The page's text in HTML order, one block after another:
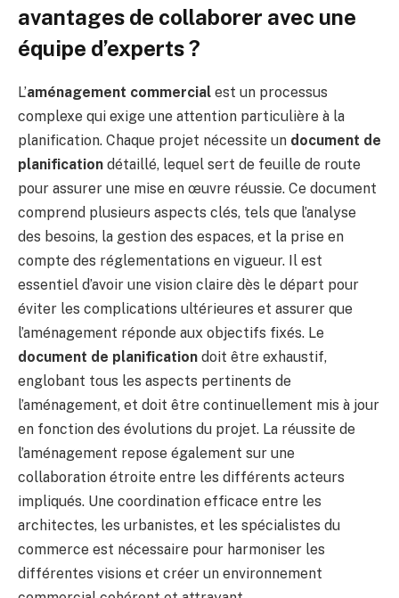
avantages de collaborer avec une
équipe d’experts ?
L’aménagement commercial est un processus
complexe qui exige une attention particulière à la
planification. Chaque projet nécessite un document de
planification détaillé, lequel sert de feuille de route
pour assurer une mise en œuvre réussie. Ce document
comprend plusieurs aspects clés, tels que l’analyse
des besoins, la gestion des espaces, et la prise en
compte des réglementations en vigueur. Il est
essentiel d’avoir une vision claire dès le départ pour
éviter les complications ultérieures et assurer que
l’aménagement réponde aux objectifs fixés. Le
document de planification doit être exhaustif,
englobant tous les aspects pertinents de
l’aménagement, et doit être continuellement mis à jour
en fonction des évolutions du projet. La réussite de
l’aménagement repose également sur une
collaboration étroite entre les différents acteurs
impliqués. Une coordination efficace entre les
architectes, les urbanistes, et les spécialistes du
commerce est nécessaire pour harmoniser les
différentes visions et créer un environnement